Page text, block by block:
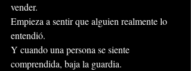
vender.
Empieza a sentir que alguien realmente lo
entendió.
Y cuando una persona se siente
comprendida, baja la guardia.